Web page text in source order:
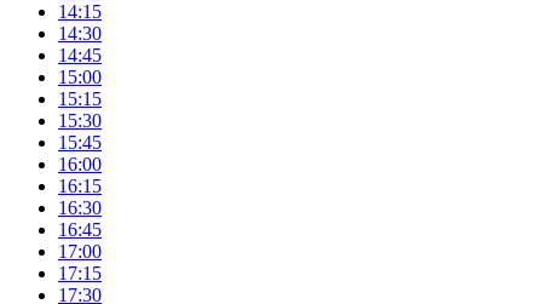
14:15
14:30
14:45
15:00
15:15
15:30
15:45
16:00
16:15
16:30
16:45
17:00
17:15
17:30